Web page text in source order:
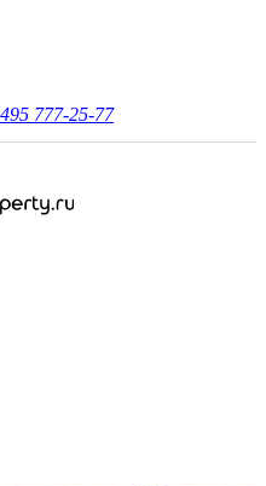
777-25-77